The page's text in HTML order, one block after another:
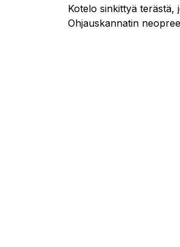
Kotelo sinkittyä terästä,
Ohjauskannatin